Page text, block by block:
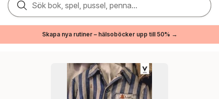
Sök bok, spel, pussel, penna...
Skapa nya rutiner – hälsoböcker upp till 50% →